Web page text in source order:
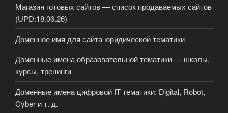
Магазин готовых сайтов — список продаваемых сайтов
(UPD:18.06.26)
Доменное имя для сайта юридической тематики
Доменные имена образовательной тематики — школы,
курсы, тренинги
Доменные имена цифровой IT тематики: Digital, Robot,
Cyber и т. д.